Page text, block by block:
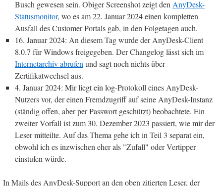
Busch gewesen sein. Obiger Screenshot zeigt den AnyDesk-
Statusmonitor, wo es am 22. Januar 2024 einen kompletten
Ausfall des Customer Portals gab, in den Folgetagen auch.
16. Januar 2024: An diesem Tag wurde der AnyDesk-Client
8.0.7 für Windows freigegeben. Der Changelog lässt sich im
Internetarchiv abrufen und sagt noch nichts über
Zertifikatwechsel aus.
4. Januar 2024: Mir liegt ein log-Protokoll eines AnyDesk-
Nutzers vor, der einen Fremdzugriff auf seine AnyDesk-Instanz
(ständig offen, aber per Passwort geschützt) beobachtete. Ein
zweiter Vorfall ist zum 30. Dezember 2023 passiert, wie mir der
Leser mitteilte. Auf das Thema gehe ich in Teil 3 separat ein,
obwohl ich es inzwischen eher als "Zufall" oder Vertipper
einstufen würde.
In Mails des AnyDesk-Support an den oben zitierten Leser, der